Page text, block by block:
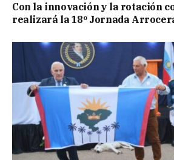
Con la innovación y la rotación
realizará la 18º Jornada